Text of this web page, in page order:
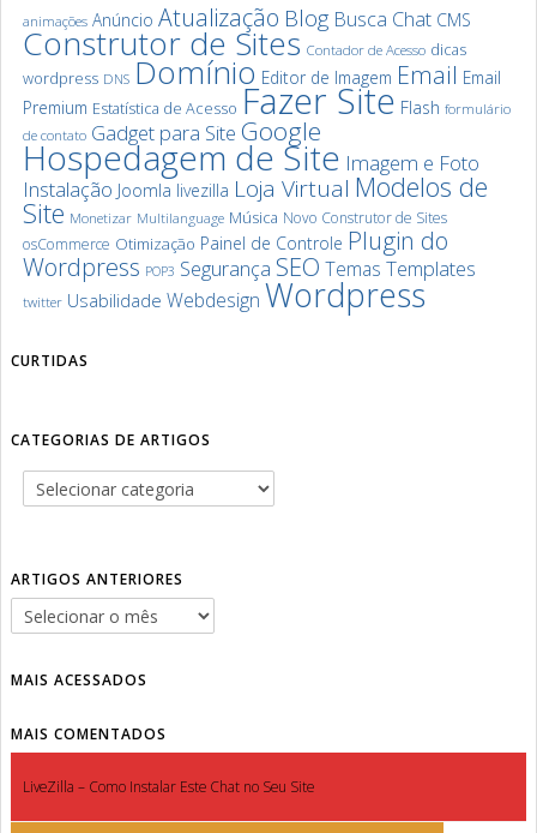
animações Anúncio Atualização Blog Busca Chat CMS
Construtor de Sites Contador de Acesso dicas
wordpress DNS Domínio Editor de Imagem Email Email
Premium Estatística de Acesso Fazer Site Flash formulário
de contato Gadget para Site Google
Hospedagem de Site Imagem e Foto
Instalação Joomla livezilla Loja Virtual Modelos de
Site Monetizar Multilanguage Música Novo Construtor de Sites
osCommerce Otimização Painel de Controle Plugin do
Wordpress POP3 Segurança SEO Temas Templates
twitter Usabilidade Webdesign Wordpress
CURTIDAS
CATEGORIAS DE ARTIGOS
ARTIGOS ANTERIORES
MAIS ACESSADOS
MAIS COMENTADOS
LiveZilla – Como Instalar Este Chat no Seu Site